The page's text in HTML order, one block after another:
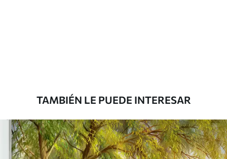
Vinilo Premium
1266.67$760.00/m²
Peel and Stick
TAMBIÉN LE PUEDE INTERESAR